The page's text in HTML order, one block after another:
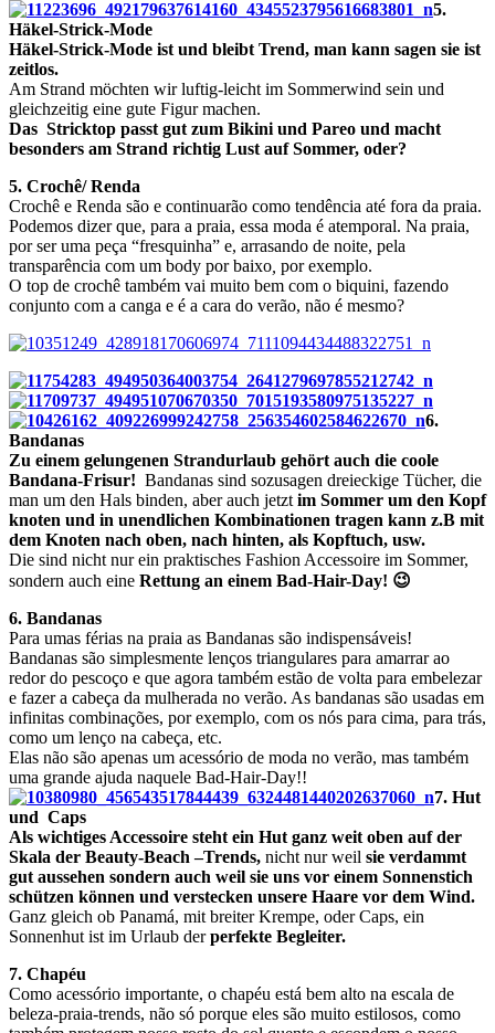
5.
Häkel-Strick-Mode
Häkel-Strick-Mode ist und bleibt Trend, man kann sagen sie ist
zeitlos.
Am Strand möchten wir luftig-leicht im Sommerwind sein und
gleichzeitig eine gute Figur machen.
Das Stricktop passt gut zum Bikini und Pareo und macht
besonders am Strand richtig Lust auf Sommer, oder?
5. Crochê/ Renda
Crochê e Renda são e continuarão como tendência até fora da praia.
Podemos dizer que, para a praia, essa moda é atemporal. Na praia,
por ser uma peça “fresquinha” e, arrasando de noite, pela
transparência com um body por baixo por exemplo.
O top de crochê também vai muito bem com o biquini, fazendo
conjunto com a canga e é a cara do verão, não é mesmo?
6.
Bandanas
Zu einem gelungenen Strandurlaub gehört auch die coole
Bandana-Frisur! Bandanas sind sozusagen dreieckige Tücher, die
man um den Hals binden, aber auch jetzt im Sommer um den Kopf
knoten und in unendlichen Kombinationen tragen kann z.B mit
dem Knoten nach oben, nach hinten, als Kopftuch, usw.
Die sind nicht nur ein praktisches Fashion Accessoire im Sommer,
sondern auch eine Rettung an einem Bad-Hair-Day! 😉
6. Bandanas
Para umas férias na praia as Bandanas são indispensáveis!
Bandanas são simplesmente lenços triangulares para amarrar ao
redor do pescoço e que agora também estão de volta para embelezar
e fazer a cabeça da mulherada no verão. As bandanas são usadas em
infinitas combinações, por exemplo, com os nós para cima, para trás,
como um lenço na cabeça, etc.
Elas não são apenas um acessório de moda no verão, mas também
uma grande ajuda naquele Bad-Hair-Day!!
7. Hut
und Caps
Als wichtiges Accessoire steht ein Hut ganz weit oben auf der
Skala der Beauty-Beach –Trends, nicht nur weil sie verdammt
gut aussehen sondern auch weil sie uns vor einem Sonnenstich
schützen können und verstecken unsere Haare vor dem Wind.
Ganz gleich ob Panamá, mit breiter Krempe, oder Caps, ein
Sonnenhut ist im Urlaub derperfekte Begleiter.
7. Chapéu
Como acessório importante, o chapéu está bem alto na escala de
beleza-praia-trends, não só porque eles são muito estilosos, como